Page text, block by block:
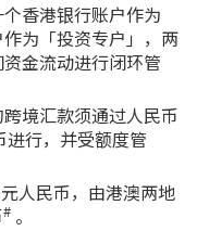
香港银行账户作为
作为「投资专户」，两
金流动进行闭环管
境汇款须通过人民币
进行，并受额度管
人民币，由港澳两地
# 。